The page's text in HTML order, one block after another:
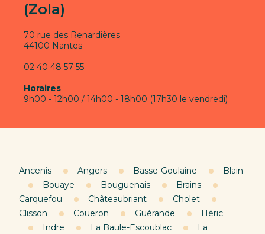
(Zola)
70 rue des Renardières
44100 Nantes
02 40 48 57 55
Horaires
9h00 - 12h00 / 14h00 - 18h00 (17h30 le vendredi)
Ancenis Angers Basse-Goulaine
Blain
Bouaye
Bouguenais
Brains
Carquefou
Châteaubriant
Cholet
Clisson
Couëron Guérande
Héric
Indre
La Baule-Escoublac
La